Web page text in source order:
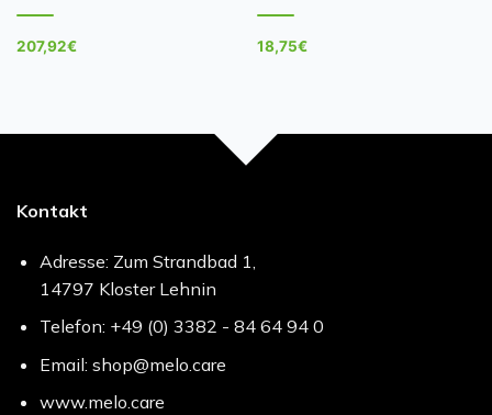
207,92€ 18,75€
Kontakt
Adresse: Zum Strandbad 1,
14797 Kloster Lehnin
Telefon: +49 (0) 3382 - 84 64 94 0
Email: shop@melo.care
www.melo.care